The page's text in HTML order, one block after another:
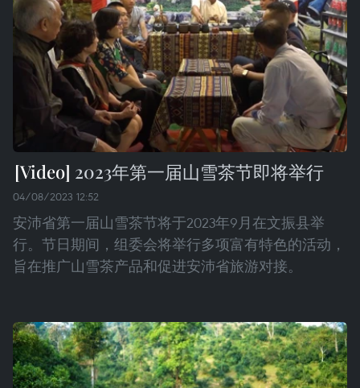
2023年第一届山雪茶节即将举行
04/08/2023 12:52
安沛省第一届山雪茶节将于2023年9月在文振县举
行。节日期间，组委会将举行多项富有特色的活动，
旨在推广山雪茶产品和促进安沛省旅游对接。